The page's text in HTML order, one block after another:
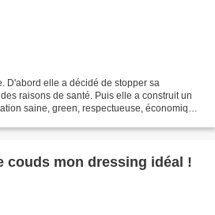
D'abord elle a décidé de stopper sa
raisons de santé. Puis elle a construit un
saine, green, respectueuse, économique
couds mon dressing idéal !